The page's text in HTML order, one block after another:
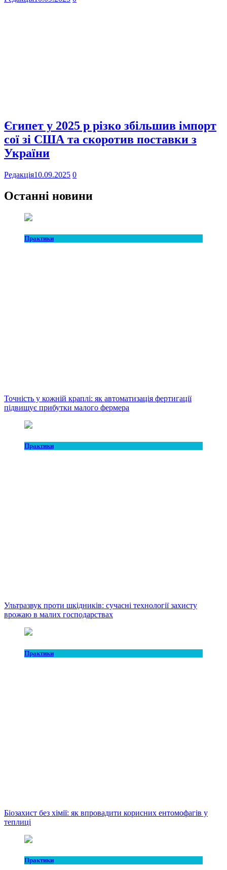
Єгипет у 2025 р різко збільшив імпорт
сої зі США та скоротив поставки з
України
Редакція10.09.2025 0
Останні новини
Практики
Точність у кожній краплі: як автоматизація фертигації
підвищує прибутки малого фермера
Практики
Ультразвук проти шкідників: сучасні технології захисту
врожаю в малих господарствах
Практики
Біозахист без хімії: як впровадити корисних ентомофагів у
теплиці
Практики